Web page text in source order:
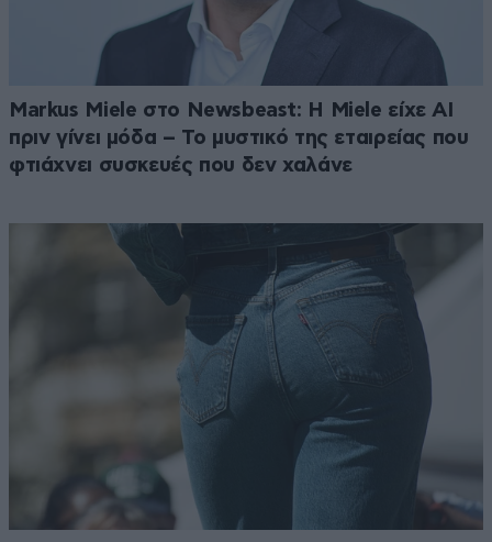
Markus Miele στο Newsbeast: Η Miele είχε AI
πριν γίνει μόδα – Το μυστικό της εταιρείας που
φτιάχνει συσκευές που δεν χαλάνε